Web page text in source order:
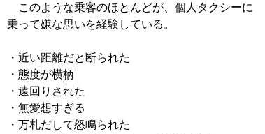
このような乗客のほとんどが、個人タクシーに
乗って嫌な思いを経験している。
・近い距離だと断られた
・態度が横柄
・遠回りされた
・無愛想すぎる
・万札だして怒鳴られた